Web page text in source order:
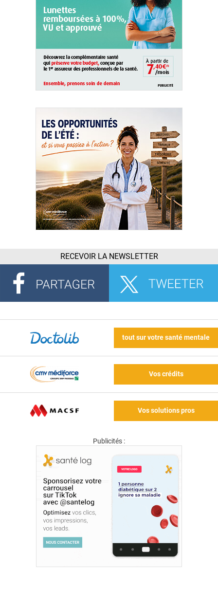
RECEVOIR LA NEWSLETTER
tout sur votre santé mentale
Vos crédits
Vos solutions pros
Publicités :